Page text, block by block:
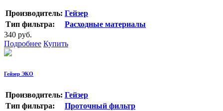
Производитель: Гейзер
Тип фильтра:
Расходные материалы
340 руб.
Подробнее Купить
Гейзер ЭКО
Производитель: Гейзер
Тип фильтра:
Проточный фильтр